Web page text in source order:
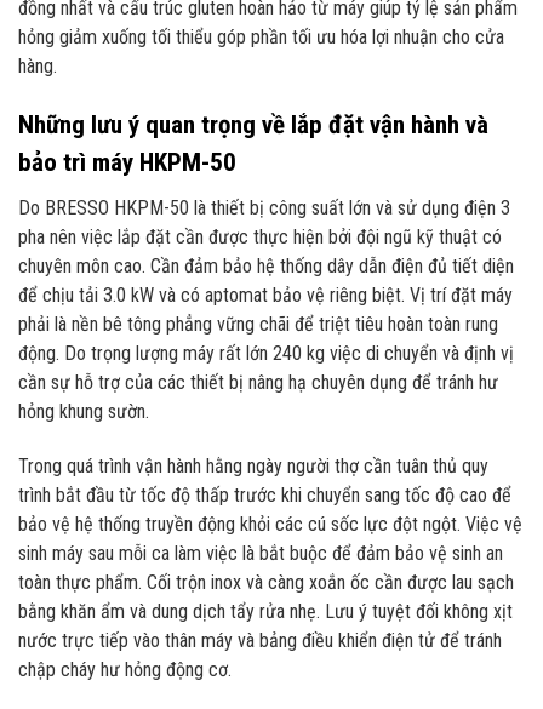
đồng nhất và cấu trúc gluten hoàn hảo từ máy giúp tỷ lệ sản phẩm
hỏng giảm xuống tối thiểu góp phần tối ưu hóa lợi nhuận cho cửa
hàng.
Những lưu ý quan trọng về lắp đặt vận hành và
bảo trì máy HKPM-50
Do BRESSO HKPM-50 là thiết bị công suất lớn và sử dụng điện 3
pha nên việc lắp đặt cần được thực hiện bởi đội ngũ kỹ thuật có
chuyên môn cao. Cần đảm bảo hệ thống dây dẫn điện đủ tiết diện
để chịu tải 3.0 kW và có aptomat bảo vệ riêng biệt. Vị trí đặt máy
phải là nền bê tông phẳng vững chãi để triệt tiêu hoàn toàn rung
động. Do trọng lượng máy rất lớn 240 kg việc di chuyển và định vị
cần sự hỗ trợ của các thiết bị nâng hạ chuyên dụng để tránh hư
hỏng khung sườn.
Trong quá trình vận hành hằng ngày người thợ cần tuân thủ quy
trình bắt đầu từ tốc độ thấp trước khi chuyển sang tốc độ cao để
bảo vệ hệ thống truyền động khỏi các cú sốc lực đột ngột. Việc vệ
sinh máy sau mỗi ca làm việc là bắt buộc để đảm bảo vệ sinh an
toàn thực phẩm. Cối trộn inox và càng xoắn ốc cần được lau sạch
bằng khăn ẩm và dung dịch tẩy rửa nhẹ. Lưu ý tuyệt đối không xịt
nước trực tiếp vào thân máy và bảng điều khiển điện tử để tránh
chập cháy hư hỏng động cơ.